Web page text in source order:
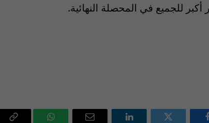
للجميع في المحصلة النهائية.